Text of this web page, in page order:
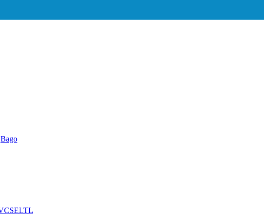
Bago
CSELTL